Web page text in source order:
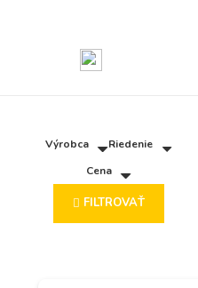
Výrobca
Riedenie
Cena
FILTROVAŤ